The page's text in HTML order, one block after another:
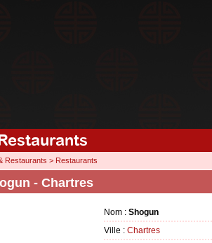
Restaurants > Restaurants
- Chartres
Nom : Shogun
Ville : Chartres